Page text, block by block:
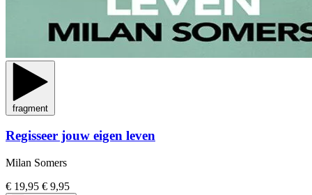
fragment
Regisseer jouw eigen leven
Milan Somers
€ 19,95 € 9,95